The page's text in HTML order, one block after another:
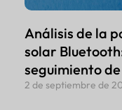
Análisis de la
solar
seguimiento
2 de septiembre de